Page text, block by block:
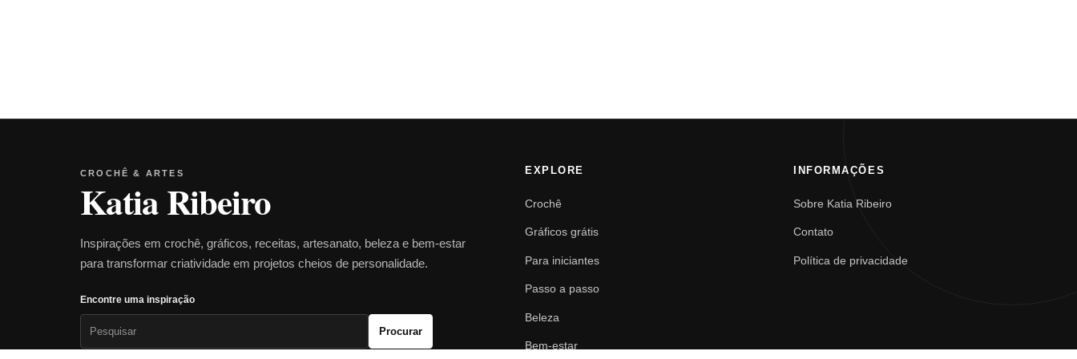
CROCHÊ & ARTES
Katia Ribeiro
Inspirações em crochê, gráficos, receitas, artesanato, beleza e bem-estar
para transformar criatividade em projetos cheios de personalidade.
Encontre uma inspiração
Procurar
EXPLORE
Crochê
Gráficos grátis
Para iniciantes
Passo a passo
Beleza
Bem-estar
INFORMAÇÕES
Sobre Katia Ribeiro
Contato
Política de privacidade